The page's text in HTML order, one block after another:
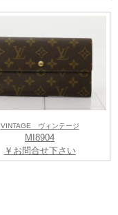
VINTAGE ヴィンテージ
MI8904
￥お問合せ下さい